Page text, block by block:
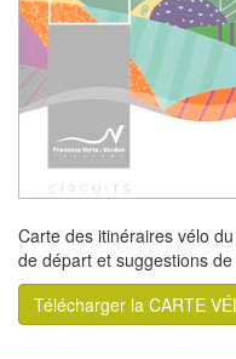
Carte des itinéraires vélo
de départ et suggestions
Télécharger la CARTE